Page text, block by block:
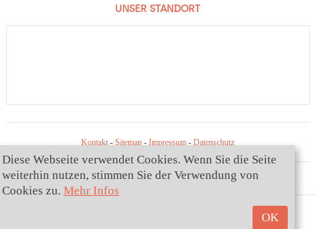
Diese Webseite verwendet Cookies. Wenn Sie die Seite
weiterhin nutzen, stimmen Sie der Verwendung von
Cookies zu. Mehr Infos
OK
UNSER STANDORT
Kontakt -Sitemap -Impressum -Datenschutz